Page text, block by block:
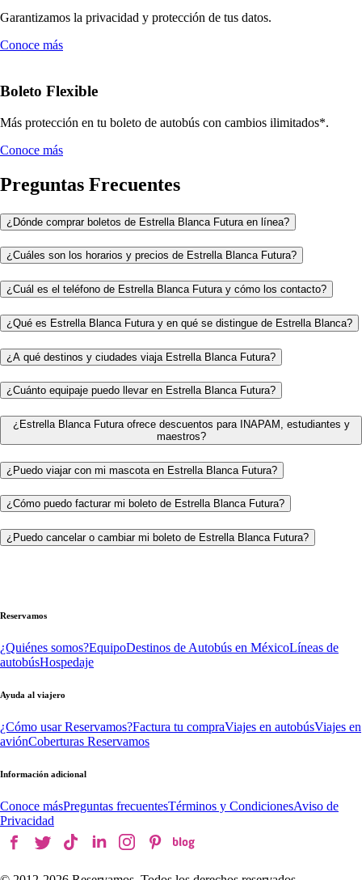
Garantizamos la privacidad y protección de tus datos.
Conoce más
Boleto Flexible
Más protección en tu boleto de autobús con cambios ilimitados*.
Conoce más
Preguntas Frecuentes
¿Dónde comprar boletos de Estrella Blanca Futura en línea?
¿Cuáles son los horarios y precios de Estrella Blanca Futura?
¿Cuál es el teléfono de Estrella Blanca Futura y cómo los contacto?
¿Qué es Estrella Blanca Futura y en qué se distingue de Estrella Blanca?
¿A qué destinos y ciudades viaja Estrella Blanca Futura?
¿Cuánto equipaje puedo llevar en Estrella Blanca Futura?
¿Estrella Blanca Futura ofrece descuentos para INAPAM, estudiantes y
maestros?
¿Puedo viajar con mi mascota en Estrella Blanca Futura?
¿Cómo puedo facturar mi boleto de Estrella Blanca Futura?
¿Puedo cancelar o cambiar mi boleto de Estrella Blanca Futura?
Reservamos
¿Quiénes somos?EquipoDestinos de Autobús en MéxicoLíneas de
autobúsHospedaje
Ayuda al viajero
¿Cómo usar Reservamos?Factura tu compraViajes en autobúsViajes en
aviónCoberturas Reservamos
Información adicional
Conoce másPreguntas frecuentesTérminos y CondicionesAviso de
Privacidad